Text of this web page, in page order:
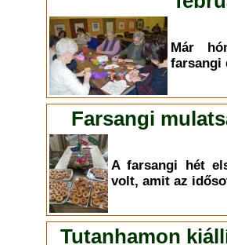
Már
farsangi
Farsangi
A farsangi hét
volt, amit az
Tutanhamon